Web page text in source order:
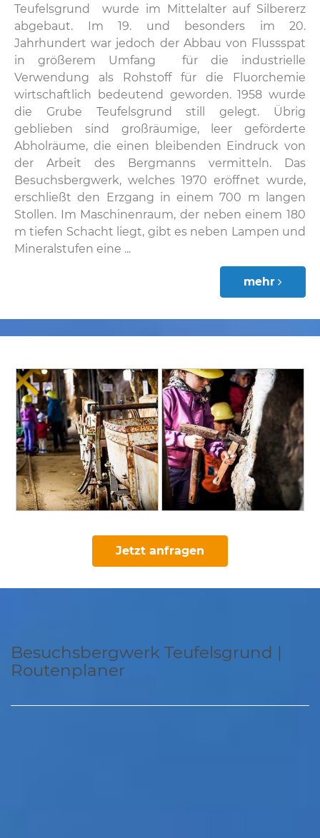
Teufelsgrund wurde im Mittelalter auf Silbererz
abgebaut. Im 19. und besonders im 20.
Jahrhundert war jedoch der Abbau von Flussspat
in größerem Umfang für die industrielle
Verwendung als Rohstoff für die Fluorchemie
wirtschaftlich bedeutend geworden. 1958 wurde
die Grube Teufelsgrund still gelegt. Übrig
geblieben sind großräumige, leer geförderte
Abholräume, die einen bleibenden Eindruck von
der Arbeit des Bergmanns vermitteln. Das
Besuchsbergwerk, welches 1970 eröffnet wurde,
erschließt den Erzgang in einem 700 m langen
Stollen. Im Maschinenraum, der neben einem 180
m tiefen Schacht liegt, gibt es neben Lampen und
Mineralstufen eine ...
mehr
Jetzt anfragen
Besuchsbergwerk Teufelsgrund |
Routenplaner